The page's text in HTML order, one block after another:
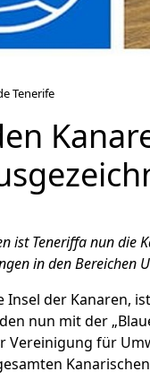
Tenerife
ist Teneriffa nun die
in den Bereichen
Insel der Kanaren,
nun mit der
Vereinigung für